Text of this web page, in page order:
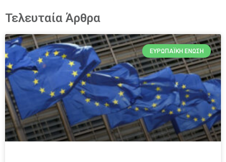
Τελευταία Άρθρα
ΕΥΡΩΠΑΪΚΉ ΈΝΩΣΗ